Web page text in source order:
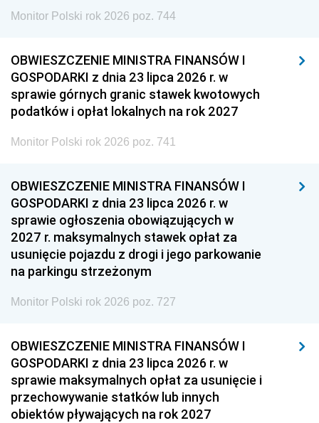
Monitor Polski rok 2026 poz. 744
OBWIESZCZENIE MINISTRA FINANSÓW I
GOSPODARKI z dnia 23 lipca 2026 r. w
sprawie górnych granic stawek kwotowych
podatków i opłat lokalnych na rok 2027
Monitor Polski rok 2026 poz. 741
OBWIESZCZENIE MINISTRA FINANSÓW I
GOSPODARKI z dnia 23 lipca 2026 r. w
sprawie ogłoszenia obowiązujących w
2027 r. maksymalnych stawek opłat za
usunięcie pojazdu z drogi i jego parkowanie
na parkingu strzeżonym
Monitor Polski rok 2026 poz. 727
OBWIESZCZENIE MINISTRA FINANSÓW I
GOSPODARKI z dnia 23 lipca 2026 r. w
sprawie maksymalnych opłat za usunięcie i
przechowywanie statków lub innych
obiektów pływających na rok 2027